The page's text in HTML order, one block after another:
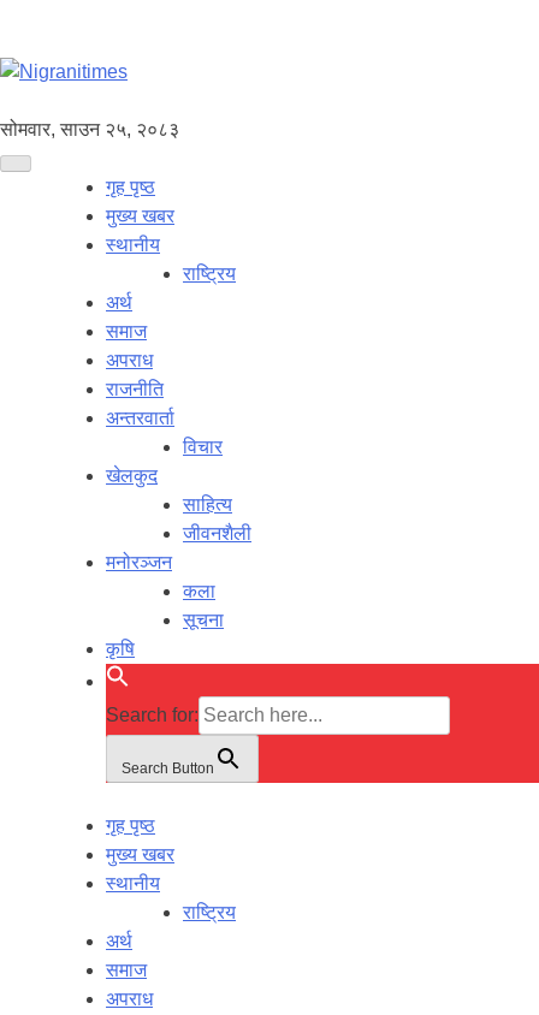
सोमवार, साउन २५, २०८३
गृह पृष्ठ
मुख्य खबर
स्थानीय
राष्ट्रिय
अर्थ
समाज
अपराध
राजनीति
अन्तरवार्ता
विचार
खेलकुद
साहित्य
जीवनशैली
मनोरञ्जन
कला
सूचना
कृषि
Search for:
Search Button
गृह पृष्ठ
मुख्य खबर
स्थानीय
राष्ट्रिय
अर्थ
समाज
अपराध